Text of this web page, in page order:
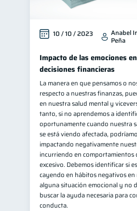
10 / 10 / 2023 Anabel
Peña
Impacto de las emociones
decisiones financieras
La manera en que pensamos o
respecto a nuestras finanzas,
en nuestra salud mental y
tanto, si no aprendemos a
oportunamente cuando nuestra
se está viendo afectada,
impactando negativamente
incurriendo en comportamientos
excesivo. Debemos identificar si
cayendo en hábitos negativos en
alguna situación emocional y no
buscar la ayuda necesaria para
conducta.